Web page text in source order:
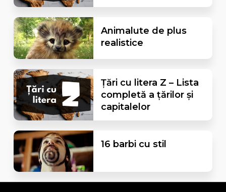
Animalute de plus
realistice
Țări cu litera Z – Lista
completă a țărilor și
capitalelor
16 barbi cu stil